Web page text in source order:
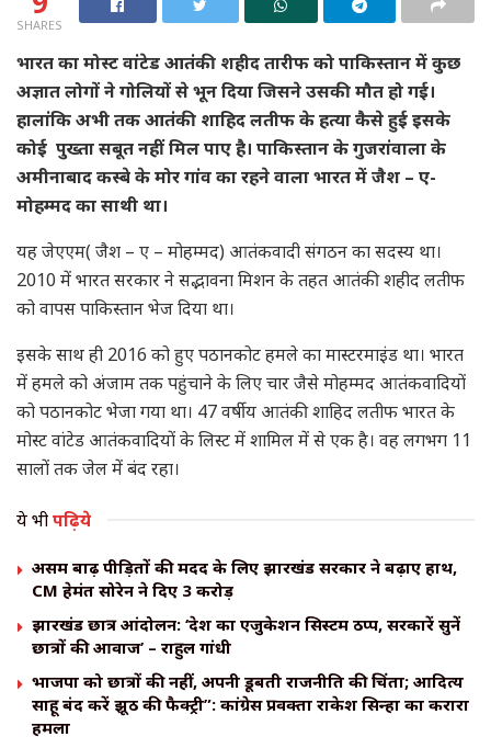
SHARES
भारत का मोस्ट वांटेड आतंकी शहीद तारीफ को पाकिस्तान में कुछ
अज्ञात लोगों ने गोलियों से भून दिया जिसने उसकी मौत हो गई।
हालांकि अभी तक आतंकी शाहिद लतीफ के हत्या कैसे हुई इसके
कोई पुख्ता सबूत नहीं मिल पाए है। पाकिस्तान के गुजरांवाला के
अमीनाबाद कस्बे के मोर गांव का रहने वाला भारत में जैश – ए-
मोहम्मद का साथी था।
यह जेएएम( जैश – ए – मोहम्मद) आतंकवादी संगठन का सदस्य था।
2010 में भारत सरकार ने सद्भावना मिशन के तहत आतंकी शहीद लतीफ
को वापस पाकिस्तान भेज दिया था।
इसके साथ ही 2016 को हुए पठानकोट हमले का मास्टरमाइंड था। भारत
में हमले को अंजाम तक पहुंचाने के लिए चार जैसे मोहम्मद आतंकवादियों
को पठानकोट भेजा गया था। 47 वर्षीय आतंकी शाहिद लतीफ भारत के
मोस्ट वांटेड आतंकवादियों के लिस्ट में शामिल में से एक है। वह लगभग 11
सालों तक जेल में बंद रहा।
ये भीपढ़िये
असम बाढ़ पीड़ितों की मदद के लिए झारखंड सरकार ने बढ़ाए हाथ,
CM हेमंत सोरेन ने दिए ₹3 करोड़
झारखंड छात्र आंदोलन: ‘देश का एजुकेशन सिस्टम ठप्प, सरकारें सुनें
छात्रों की आवाज’ – राहुल गांधी
भाजपा को छात्रों की नहीं, अपनी डूबती राजनीति की चिंता; आदित्य
साहू बंद करें झूठ की फैक्ट्री”: कांग्रेस प्रवक्ता राकेश सिन्हा का करारा
हमला